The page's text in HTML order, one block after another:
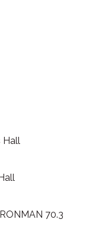
Hall
70.3